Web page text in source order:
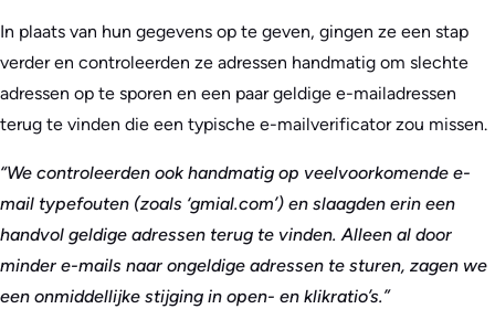
In plaats van hun gegevens op te geven, gingen ze een stap
verder en controleerden ze adressen handmatig om slechte
adressen op te sporen en een paar geldige e-mailadressen
terug te vinden die een typische e-mailverificator zou missen.
“We controleerden ook handmatig op veelvoorkomende e-
mail typefouten (zoals ‘gmial.com’) en slaagden erin een
handvol geldige adressen terug te vinden. Alleen al door
minder e-mails naar ongeldige adressen te sturen, zagen we
een onmiddellijke stijging in open- en klikratio’s.”